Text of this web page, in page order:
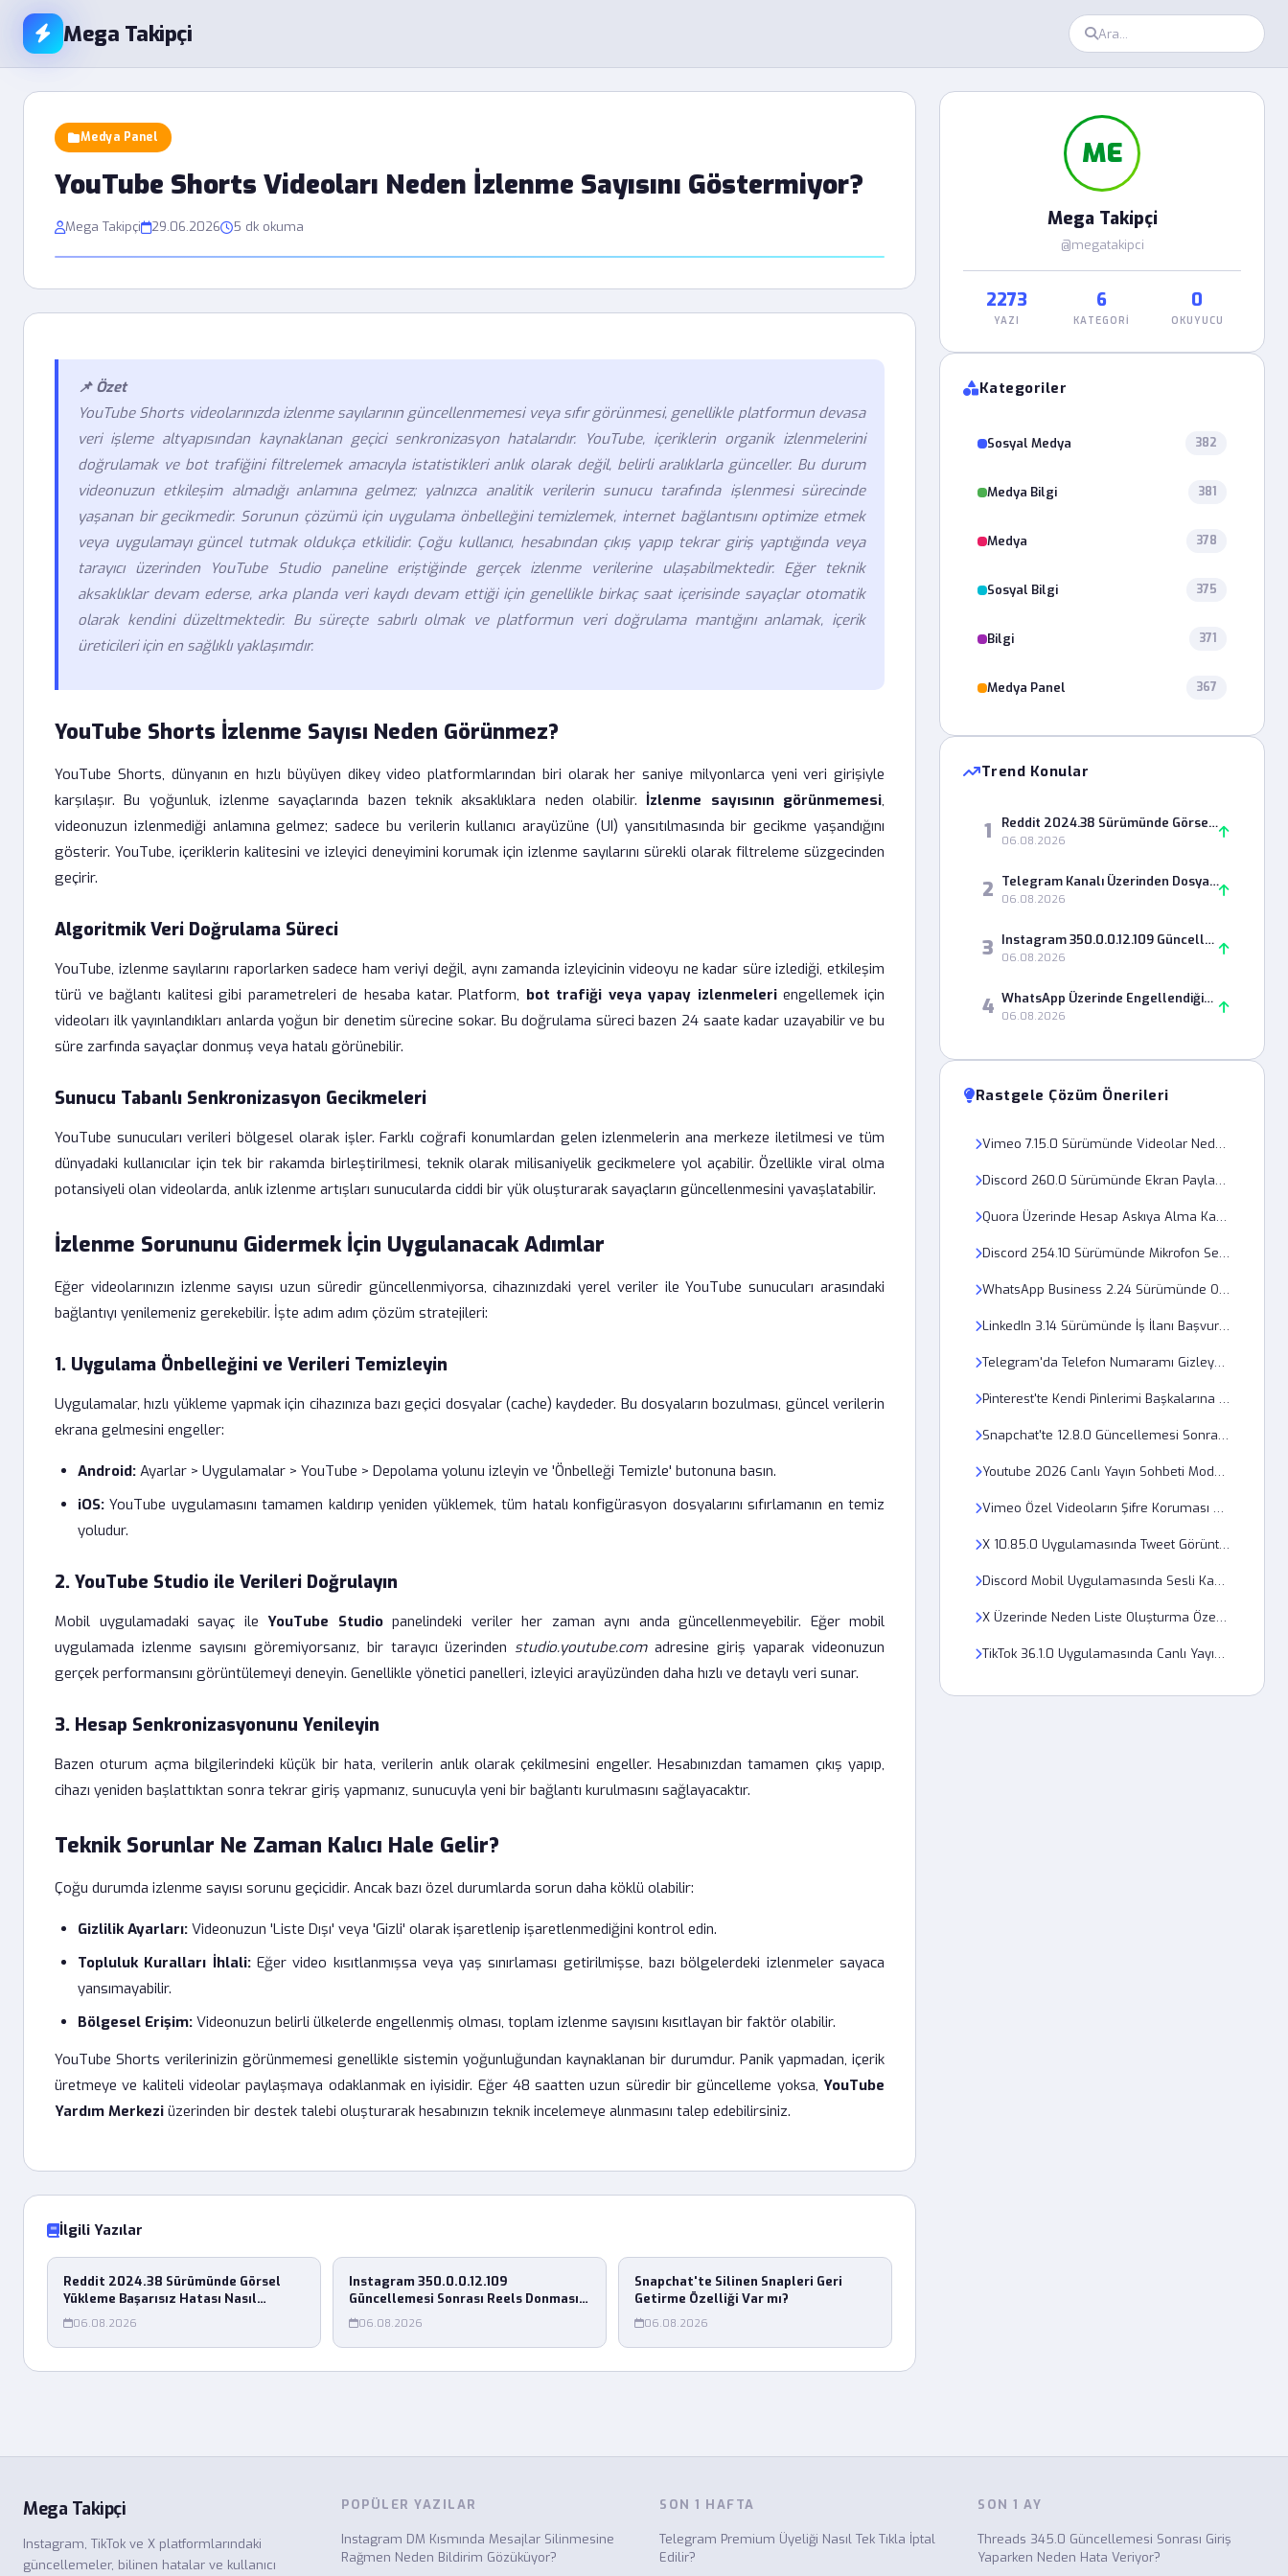
Mega Takipçi
Medya Panel
YouTube Shorts Videoları Neden İzlenme Sayısını Göstermiyor?
Mega Takipçi 29.06.2026 5 dk okuma
📌 Özet
YouTube Shorts videolarınızda izlenme sayılarının güncellenmemesi veya sıfır görünmesi, genellikle platformun devasa
veri işleme altyapısından kaynaklanan geçici senkronizasyon hatalarıdır. YouTube, içeriklerin organik izlenmelerini
doğrulamak ve bot trafiğini filtrelemek amacıyla istatistikleri anlık olarak değil, belirli aralıklarla günceller. Bu durum
videonuzun etkileşim almadığı anlamına gelmez; yalnızca analitik verilerin sunucu tarafında işlenmesi sürecinde
yaşanan bir gecikmedir. Sorunun çözümü için uygulama önbelleğini temizlemek, internet bağlantısını optimize etmek
veya uygulamayı güncel tutmak oldukça etkilidir. Çoğu kullanıcı, hesabından çıkış yapıp tekrar giriş yaptığında veya
tarayıcı üzerinden YouTube Studio paneline eriştiğinde gerçek izlenme verilerine ulaşabilmektedir. Eğer teknik
aksaklıklar devam ederse, arka planda veri kaydı devam ettiği için genellikle birkaç saat içerisinde sayaçlar otomatik
olarak kendini düzeltmektedir. Bu süreçte sabırlı olmak ve platformun veri doğrulama mantığını anlamak, içerik
üreticileri için en sağlıklı yaklaşımdır.
YouTube Shorts İzlenme Sayısı Neden Görünmez?
YouTube Shorts, dünyanın en hızlı büyüyen dikey video platformlarından biri olarak her saniye milyonlarca yeni veri girişiyle
karşılaşır. Bu yoğunluk, izlenme sayaçlarında bazen teknik aksaklıklara neden olabilir. İzlenme sayısının görünmemesi,
videonuzun izlenmediği anlamına gelmez; sadece bu verilerin kullanıcı arayüzüne (UI) yansıtılmasında bir gecikme yaşandığını
gösterir. YouTube, içeriklerin kalitesini ve izleyici deneyimini korumak için izlenme sayılarını sürekli olarak filtreleme süzgecinden
geçirir.
Algoritmik Veri Doğrulama Süreci
YouTube, izlenme sayılarını raporlarken sadece ham veriyi değil, aynı zamanda izleyicinin videoyu ne kadar süre izlediği, etkileşim
türü ve bağlantı kalitesi gibi parametreleri de hesaba katar. Platform, bot trafiği veya yapay izlenmeleriengellemek için
videoları ilk yayınlandıkları anlarda yoğun bir denetim sürecine sokar. Bu doğrulama süreci bazen 24 saate kadar uzayabilir ve bu
süre zarfında sayaçlar donmuş veya hatalı görünebilir.
Sunucu Tabanlı Senkronizasyon Gecikmeleri
YouTube sunucuları verileri bölgesel olarak işler. Farklı coğrafi konumlardan gelen izlenmelerin ana merkeze iletilmesi ve tüm
dünyadaki kullanıcılar için tek bir rakamda birleştirilmesi, teknik olarak milisaniyelik gecikmelere yol açabilir. Özellikle viral olma
potansiyeli olan videolarda, anlık izlenme artışları sunucularda ciddi bir yük oluşturarak sayaçların güncellenmesini yavaşlatabilir.
İzlenme Sorununu Gidermek İçin Uygulanacak Adımlar
Eğer videolarınızın izlenme sayısı uzun süredir güncellenmiyorsa, cihazınızdaki yerel veriler ile YouTube sunucuları arasındaki
bağlantıyı yenilemeniz gerekebilir. İşte adım adım çözüm stratejileri:
1. Uygulama Önbelleğini ve Verileri Temizleyin
Uygulamalar, hızlı yükleme yapmak için cihazınıza bazı geçici dosyalar (cache) kaydeder. Bu dosyaların bozulması, güncel verilerin
ekrana gelmesini engeller:
Android: Ayarlar > Uygulamalar > YouTube > Depolama yolunu izleyin ve 'Önbelleği Temizle' butonuna basın.
iOS: YouTube uygulamasını tamamen kaldırıp yeniden yüklemek, tüm hatalı konfigürasyon dosyalarını sıfırlamanın en temiz
yoludur.
2. YouTube Studio ile Verileri Doğrulayın
Mobil uygulamadaki sayaç ile YouTube Studiopanelindeki veriler her zaman aynı anda güncellenmeyebilir. Eğer mobil
uygulamada izlenme sayısını göremiyorsanız, bir tarayıcı üzerinden studio.youtube.comadresine giriş yaparak videonuzun
gerçek performansını görüntülemeyi deneyin. Genellikle yönetici panelleri, izleyici arayüzünden daha hızlı ve detaylı veri sunar.
3. Hesap Senkronizasyonunu Yenileyin
Bazen oturum açma bilgilerindeki küçük bir hata, verilerin anlık olarak çekilmesini engeller. Hesabınızdan tamamen çıkış yapıp,
cihazı yeniden başlattıktan sonra tekrar giriş yapmanız, sunucuyla yeni bir bağlantı kurulmasını sağlayacaktır.
Teknik Sorunlar Ne Zaman Kalıcı Hale Gelir?
Çoğu durumda izlenme sayısı sorunu geçicidir. Ancak bazı özel durumlarda sorun daha köklü olabilir:
Gizlilik Ayarları: Videonuzun 'Liste Dışı' veya 'Gizli' olarak işaretlenip işaretlenmediğini kontrol edin.
Topluluk Kuralları İhlali:Eğer video kısıtlanmışsa veya yaş sınırlaması getirilmişse, bazı bölgelerdeki izlenmeler sayaca
yansımayabilir.
Bölgesel Erişim: Videonuzun belirli ülkelerde engellenmiş olması, toplam izlenme sayısını kısıtlayan bir faktör olabilir.
YouTube Shorts verilerinizin görünmemesi genellikle sistemin yoğunluğundan kaynaklanan bir durumdur. Panik yapmadan, içerik
üretmeye ve kaliteli videolar paylaşmaya odaklanmak en iyisidir. Eğer 48 saatten uzun süredir bir güncelleme yoksa, YouTube
Yardım Merkezi üzerinden bir destek talebi oluşturarak hesabınızın teknik incelemeye alınmasını talep edebilirsiniz.
İlgili Yazılar
Reddit 2024.38 Sürümünde Görsel
Yükleme Başarısız Hatası Nasıl
Çözülür?
06.08.2026
Instagram 350.0.0.12.109
Güncellemesi Sonrası Reels Donması
Nasıl Çözülür?
06.08.2026
Snapchat'te Silinen Snapleri Geri
Getirme Özelliği Var mı?
06.08.2026
ME
Mega Takipçi
@megatakipci
2273
YAZI
6
KATEGORI
0
OKUYUCU
Kategoriler
Sosyal Medya 382
Medya Bilgi 381
Medya 378
Sosyal Bilgi 375
Bilgi 371
Medya Panel 367
Trend Konular
1 Reddit 2024.38 Sürümünde Görsel Yükleme Başarısız Hatası Nasıl Çözülür?
06.08.2026
2 Telegram Kanalı Üzerinden Dosya Gönderirken Neden Hata Alıyorum?
06.08.2026
3 Instagram 350.0.0.12.109 Güncellemesi Sonrası Reels Donması Nasıl Çözülür?
06.08.2026
4 WhatsApp Üzerinde Engellendiğimi Nasıl Anlarım ve Kontrol Ederim?
06.08.2026
Rastgele Çözüm Önerileri
Vimeo 7.15.0 Sürümünde Videolar Neden Oynatılmıyor?
Discord 260.0 Sürümünde Ekran Paylaşımı Sesi Neden Gitmiyor?
Quora Üzerinde Hesap Askıya Alma Kararına İtiraz Süreci Nasıl İşler?
Discord 254.10 Sürümünde Mikrofon Sesi Neden Kesiliyor?
WhatsApp Business 2.24 Sürümünde Otomatik Yanıtlar Neden Çalışmıyor?
LinkedIn 3.14 Sürümünde İş İlanı Başvurusu Neden Hata Veriyor?
Telegram'da Telefon Numaramı Gizleyerek Nasıl Üye Olabilirim?
Pinterest'te Kendi Pinlerimi Başkalarına Nasıl Gizlerim?
Snapchat'te 12.8.0 Güncellemesi Sonrası Konum Neden Güncellenmiyor?
Youtube 2026 Canlı Yayın Sohbeti Moderasyon Arayüzünde Çıkan 500 İnternal Server Error Nasıl Çözülür?
Vimeo Özel Videoların Şifre Koruması Neden Çalışmıyor?
X 10.85.0 Uygulamasında Tweet Görüntülenme Sayısı Nasıl Gizlenir?
Discord Mobil Uygulamasında Sesli Kanallarda Yankı Sorunu Çözümü
X Üzerinde Neden Liste Oluşturma Özelliği Çalışmıyor?
TikTok 36.1.0 Uygulamasında Canlı Yayın Bildirimleri Neden Gelmiyor?
Mega Takipçi
Instagram, TikTok ve X platformlarındaki
güncellemeler, bilinen hatalar ve kullanıcı
POPÜLER YAZILAR
Instagram DM Kısmında Mesajlar Silinmesine
Rağmen Neden Bildirim Gözüküyor?
SON 1 HAFTA
Telegram Premium Üyeliği Nasıl Tek Tıkla İptal
Edilir?
SON 1 AY
Threads 345.0 Güncellemesi Sonrası Giriş
Yaparken Neden Hata Veriyor?